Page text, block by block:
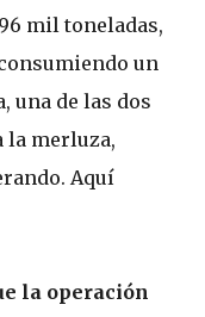
mil toneladas,
un
una de las dos
merluza,
Aquí
la operación